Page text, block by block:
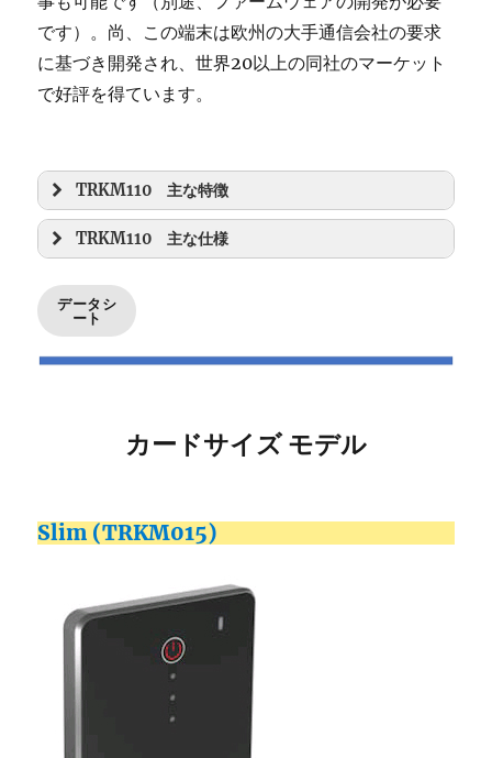
です）。尚、この端末は欧州の大手通信会社の要求
に基づき開発され、世界20以上の同社のマーケット
で好評を得ています。
TRKM110 主な特徴
TRKM110 主な仕様
データシ
ート
カードサイズ モデル
Slim (TRKM015)